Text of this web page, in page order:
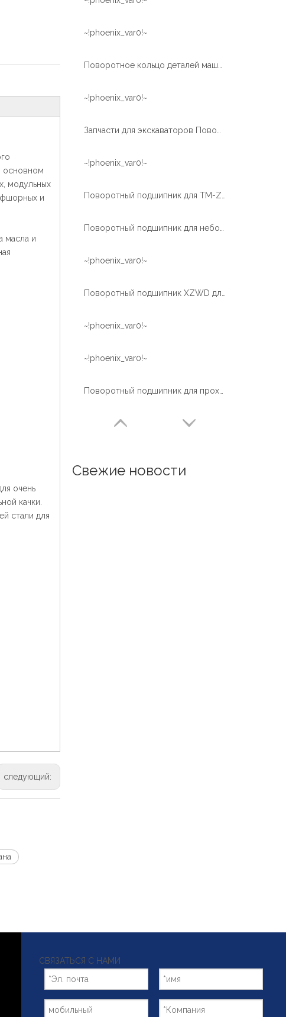
основном
модульных
и
масла и
очень
качки.
стали для
следующий:
~!phoenix_var0!~
~!phoenix_var0!~
~!phoenix_var0!~
~!phoenix_var0!~
~!phoenix_var0!~
~!phoenix_var0!~
Свежие новости
СВЯЗАТЬСЯ С НАМИ